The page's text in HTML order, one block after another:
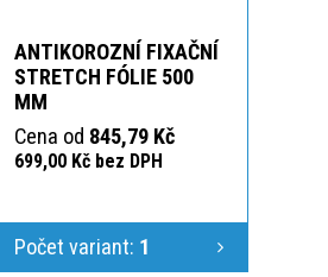
ANTIKOROZNÍ FIXAČNÍ
STRETCH FÓLIE 500
MM
Cena od 845,79 Kč
699,00 Kč bez DPH
Počet variant: 1